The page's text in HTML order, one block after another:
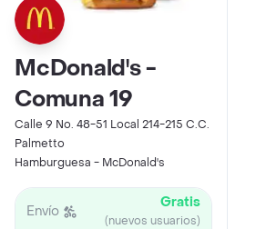
McDonald's -
Comuna 19
Calle 9 No. 48-51 Local 214-215 C.C.
Palmetto
Hamburguesa - McDonald's
Envío Gratis
(nuevos usuarios)